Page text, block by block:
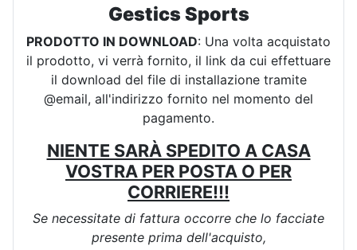
Gestics Sports
PRODOTTO IN DOWNLOAD: Una volta acquistato
il prodotto, vi verrà fornito, il link da cui effettuare
il download del file di installazione tramite
@email, all'indirizzo fornito nel momento del
pagamento.
NIENTE SARÀ SPEDITO A CASA
VOSTRA PER POSTA O PER
CORRIERE!!!
Se necessitate di fattura occorre che lo facciate
presente prima dell'acquisto,